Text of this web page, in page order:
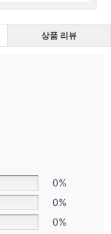
상품 리뷰
0%
0%
0%